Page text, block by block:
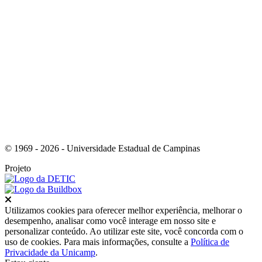
© 1969 - 2026 - Universidade Estadual de Campinas
Projeto
Utilizamos cookies para oferecer melhor experiência, melhorar o
desempenho, analisar como você interage em nosso site e
personalizar conteúdo. Ao utilizar este site, você concorda com o
uso de cookies. Para mais informações, consulte a Política de
Privacidade da Unicamp.